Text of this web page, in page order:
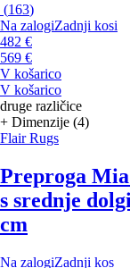
(163)
Na zalogiZadnji kosi
482 €
569 €
V košarico
V košarico
druge različice
+ Dimenzije (4)
Flair Rugs
Preproga
s srednje
cm
Na zalogiZadnji kos